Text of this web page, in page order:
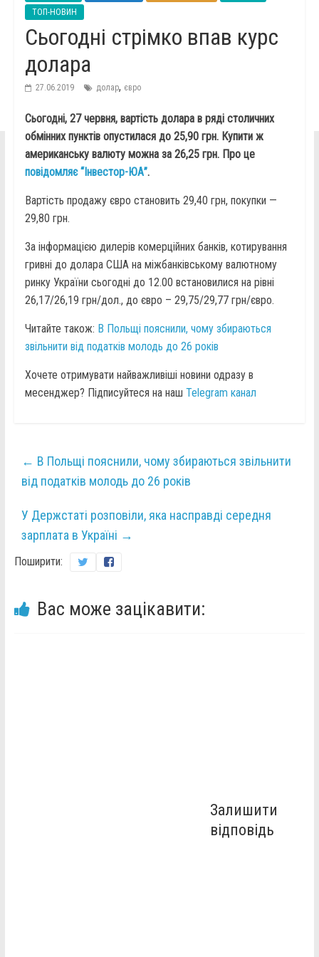
ТОП-НОВИН
Сьогодні стрімко впав курс
долара
27.06.2019 долар, євро
Сьогодні, 27 червня, вартість долара в ряді столичних
обмінних пунктів опустилася до 25,90 грн. Купити ж
американську валюту можна за 26,25 грн. Про це
повідомляє “Інвестор-ЮА”.
Вартість продажу євро становить 29,40 грн, покупки —
29,80 грн.
За інформацією дилерів комерційних банків, котирування
гривні до долара США на міжбанківському валютному
ринку України сьогодні до 12.00 встановилися на рівні
26,17/26,19 грн/дол., до євро – 29,75/29,77 грн/євро.
Читайте також: В Польщі пояснили, чому збираються
звільнити від податків молодь до 26 років
Хочете отримувати найважливіші новини одразу в
месенджер? Підписуйтеся на наш Telegram канал
← В Польщі пояснили, чому збираються звільнити
від податків молодь до 26 років
У Держстаті розповіли, яка насправді середня
зарплата в Україні →
Поширити:
Вас може зацікавити:
Залишити
відповідь